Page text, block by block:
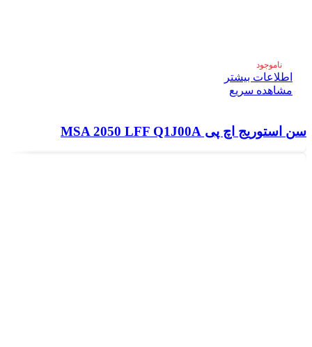
ناموجود
اطلاعات بیشتر
مشاهده سریع
سن استوریج اچ پی MSA 2050 LFF Q1J00A